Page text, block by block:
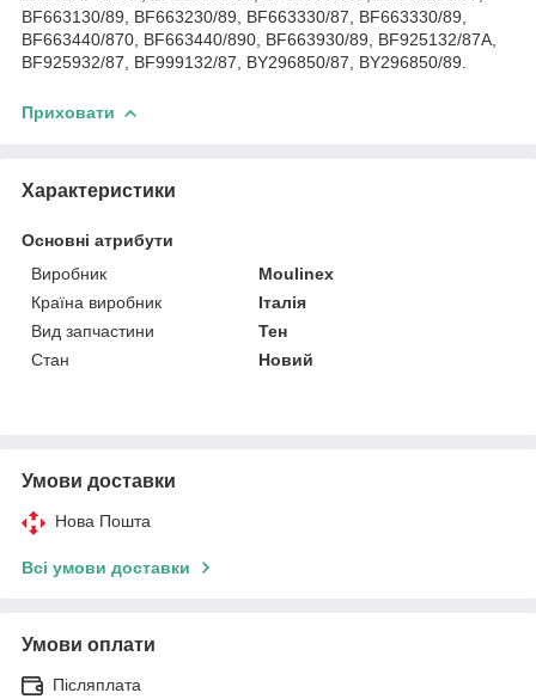
BF663130/89, BF663230/89, BF663330/87, BF663330/89,
BF663440/870, BF663440/890, BF663930/89, BF925132/87A,
BF925932/87, BF999132/87, BY296850/87, BY296850/89.
Приховати
Характеристики
Основні атрибути
Виробник
Moulinex
Країна виробник
Італія
Вид запчастини
Тен
Стан
Новий
Умови доставки
Нова Пошта
Всі умови доставки
Умови оплати
Післяплата